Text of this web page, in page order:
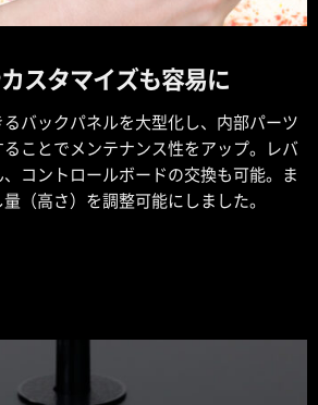
スタマイズも容易に
バックパネルを大型化し、内部パーツ
ことでメンテナンス性をアップ。レバ
コントロールボードの交換も可能。ま
（高さ）を調整可能にしました。